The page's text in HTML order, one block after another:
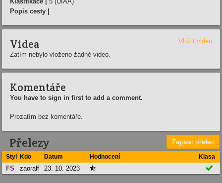
Popis cesty |
Videa
Vložit video
Zatím nebylo vloženo žádné video.
Komentáře
You have to sign in first to add a comment.
Prozatím bez komentáře.
Přelezy Zapsat přelez
Styl Kdo Datum Hodnocení Klasa
FS zaoralf 23. 10. 2023  